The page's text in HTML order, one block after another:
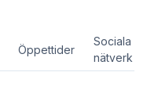
Öppettider
Sociala
nätverk